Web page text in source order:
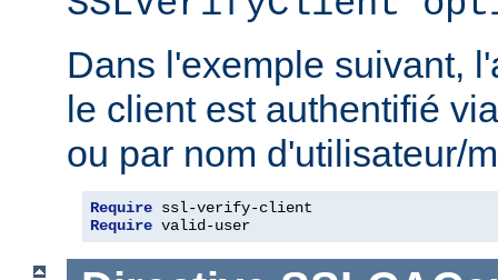
Dans l'exemple suivant,
le client est authentifié
ou par nom d'utilisateur/
Require
Require valid-user